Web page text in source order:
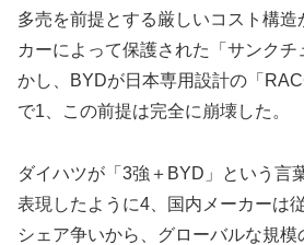
多売を前提とする厳しいコスト構
カーによって保護された「サンクチ
かし、BYDが日本専用設計の「
で1、この前提は完全に崩壊した。
ダイハツが「3強＋BYD」という言
表現したように4、国内メーカーは
シェア争いから、グローバルな規模